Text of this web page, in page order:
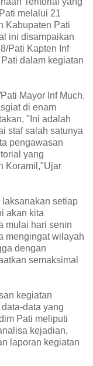
melalui 21
Kabupaten Pati
ini disampaikan
Pati Kapten Inf
dalam kegiatan
Mayor Inf Much.
di enam
"Ini adalah
staf salah satunya
pengawasan
yang
Koramil,"Ujar
setiap
akan kita
mulai hari senin
mengingat wilayah
dengan
semaksimal
kegiatan
data yang
Pati meliputi
kejadian,
laporan kegiatan